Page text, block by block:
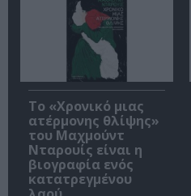
Το «Χρονικό μιας
ατέρμονης θλίψης»
του Μαχμούντ
Νταρουίς είναι η
βιογραφία ενός
κατατρεγμένου